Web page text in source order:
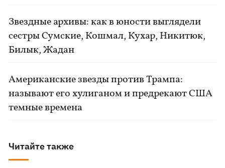
Звездные архивы: как в юности выглядели
сестры Сумские, Кошмал, Кухар, Никитюк,
Билык, Жадан
Американские звезды против Трампа:
называют его хулиганом и предрекают США
темные времена
Читайте также